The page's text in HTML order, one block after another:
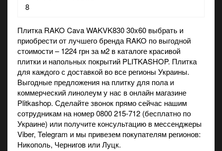
8
Плитка RAKO Cava WAKVK830 30x60 выбрать и
приобрести от лучшего бренда RAKO по выгодной
стоимости – 1224 грн за м2 в каталоге красивой
плитки и напольных покрытий PLITKASHOP. Плитка
для каждого с доставкой во все регионы Украины.
Выгодные предложения на плитку для пола и
коммерческий линолеуму нас в онлайн магазине
Plitkashop. Сделайте звонок прямо сейчас нашим
сотрудникам на номер 0800 215-712 (бесплатно по
Украине) или получите консультацию в мессенджеры
Viber, Telegram и мы привезем покупателям регионов:
Никополь, Чернигов или Луцк.